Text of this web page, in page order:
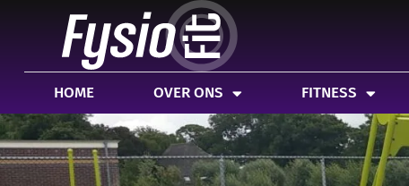
HOME OVER ONS FITNESS
HOME OVER ONS